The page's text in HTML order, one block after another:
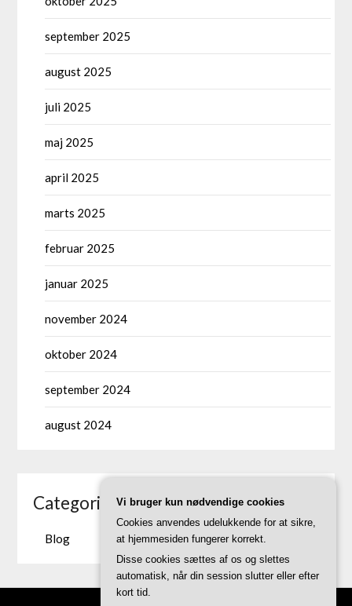
september 2025
august 2025
juli 2025
maj 2025
april 2025
marts 2025
februar 2025
januar 2025
november 2024
oktober 2024
september 2024
august 2024
Categories
Blog
Vi bruger kun nødvendige cookies
Cookies anvendes udelukkende for at sikre,
at hjemmesiden fungerer korrekt.
Disse cookies sættes af os og slettes
automatisk, når din session slutter eller efter
kort tid.